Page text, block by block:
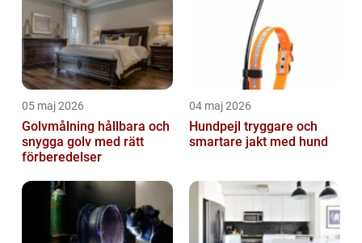
05 maj 2026
Golvmålning hållbara och
snygga golv med rätt
förberedelser
04 maj 2026
Hundpejl tryggare och
smartare jakt med hund